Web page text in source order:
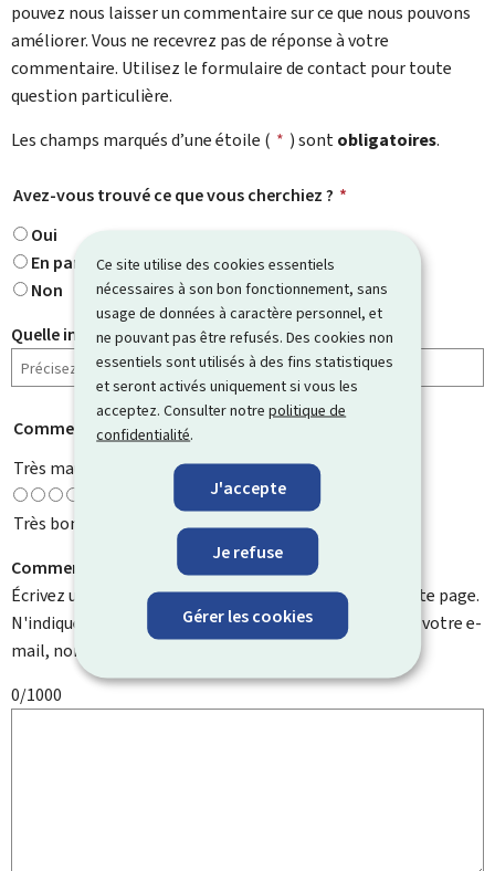
Ce site utilise des cookies essentiels
nécessaires à son bon fonctionnement, sans
usage de données à caractère personnel, et
ne pouvant pas être refusés. Des cookies non
essentiels sont utilisés à des fins statistiques
et seront activés uniquement si vous les
acceptez. Consulter notrepolitique de
confidentialité.
J'accepte
Je refuse
Gérer les cookies
pouvez nous laisser un commentaire sur ce que nous pouvons
améliorer. Vous ne recevrez pas de réponse à votre
commentaire. Utilisez le formulaire de contact pour toute
question particulière.
Les champs marqués d’une étoile ( * ) sontobligatoires.
Avez-vous trouvé ce que vous cherchiez ? *
Oui
En partie
Non
Quelle information cherchiez-vous ?
Comment évaluez-vous cette page ?
Très mauvaise
Très bonne
Comment pouvons-nous l'améliorer ?
Écrivez un commentaire et aidez-nous à améliorer cette page.
N'indiquez pas d'informations personnelles telles que votre e-
mail, nom, numéro de téléphone, etc.
0/1000